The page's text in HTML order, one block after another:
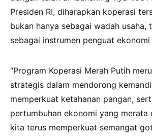
Presiden RI, diharapkan koperasi
bukan hanya sebagai wadah usaha,
sebagai instrumen penguat
“Program Koperasi Merah Putih
strategis dalam mendorong
memperkuat ketahanan pangan,
pertumbuhan ekonomi yang merata
kita terus memperkuat semangat